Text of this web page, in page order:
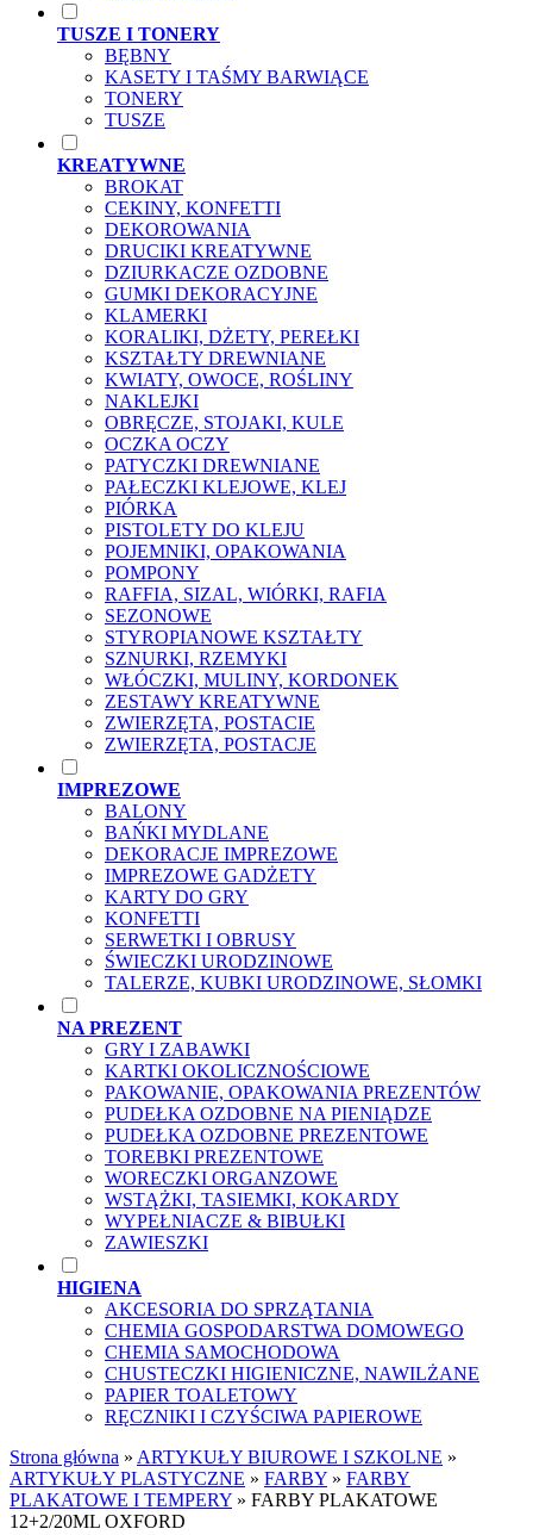
TUSZE I TONERY
BĘBNY
KASETY I TAŚMY BARWIĄCE
TONERY
TUSZE
KREATYWNE
BROKAT
CEKINY, KONFETTI
DEKOROWANIA
DRUCIKI KREATYWNE
DZIURKACZE OZDOBNE
GUMKI DEKORACYJNE
KLAMERKI
KORALIKI, DŻETY, PEREŁKI
KSZTAŁTY DREWNIANE
KWIATY, OWOCE, ROŚLINY
NAKLEJKI
OBRĘCZE, STOJAKI, KULE
OCZKA OCZY
PATYCZKI DREWNIANE
PAŁECZKI KLEJOWE, KLEJ
PIÓRKA
PISTOLETY DO KLEJU
POJEMNIKI, OPAKOWANIA
POMPONY
RAFFIA, SIZAL, WIÓRKI, RAFIA
SEZONOWE
STYROPIANOWE KSZTAŁTY
SZNURKI, RZEMYKI
WŁÓCZKI, MULINY, KORDONEK
ZESTAWY KREATYWNE
ZWIERZĘTA, POSTACIE
ZWIERZĘTA, POSTACJE
IMPREZOWE
BALONY
BAŃKI MYDLANE
DEKORACJE IMPREZOWE
IMPREZOWE GADŻETY
KARTY DO GRY
KONFETTI
SERWETKI I OBRUSY
ŚWIECZKI URODZINOWE
TALERZE, KUBKI URODZINOWE, SŁOMKI
NA PREZENT
GRY I ZABAWKI
KARTKI OKOLICZNOŚCIOWE
PAKOWANIE, OPAKOWANIA PREZENTÓW
PUDEŁKA OZDOBNE NA PIENIĄDZE
PUDEŁKA OZDOBNE PREZENTOWE
TOREBKI PREZENTOWE
WORECZKI ORGANZOWE
WSTĄŻKI, TASIEMKI, KOKARDY
WYPEŁNIACZE & BIBUŁKI
ZAWIESZKI
HIGIENA
AKCESORIA DO SPRZĄTANIA
CHEMIA GOSPODARSTWA DOMOWEGO
CHEMIA SAMOCHODOWA
CHUSTECZKI HIGIENICZNE, NAWILŻANE
PAPIER TOALETOWY
RĘCZNIKI I CZYŚCIWA PAPIEROWE
Strona główna » ARTYKUŁY BIUROWE I SZKOLNE »
ARTYKUŁY PLASTYCZNE » FARBY » FARBY
PLAKATOWE I TEMPERY » FARBY PLAKATOWE
12+2/20ML OXFORD